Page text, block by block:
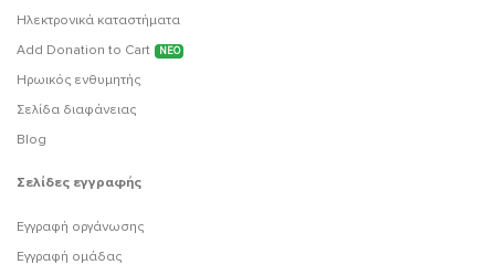
Ηλεκτρονικά καταστήματα
Add Donation to Cart
ΝΕΟ
Ηρωικός ενθυμητής
Σελίδα διαφάνειας
Blog
Σελίδες εγγραφής
Εγγραφή οργάνωσης
Εγγραφή ομάδας